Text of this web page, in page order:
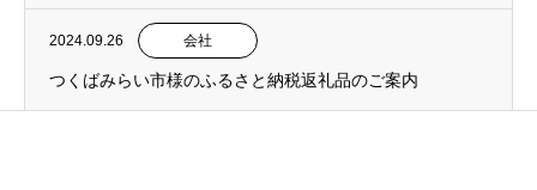
2024.09.26 会社
つくばみらい市様のふるさと納税返礼品のご案内